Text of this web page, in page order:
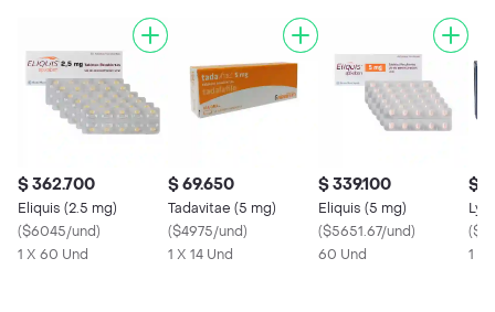
$ 362.700
Eliquis (2.5 mg)
($6045/und)
1 X 60 Und
$ 69.650
Tadavitae (5 mg)
($4975/und)
1 X 14 Und
$ 339.100
Eliquis (5 mg)
($5651.67/und)
60 Und
$
(
1 x